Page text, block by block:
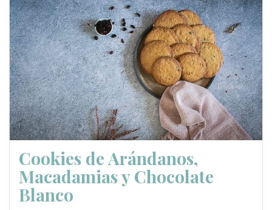
Cookies de Arándanos,
Macadamias y Chocolate
Blanco